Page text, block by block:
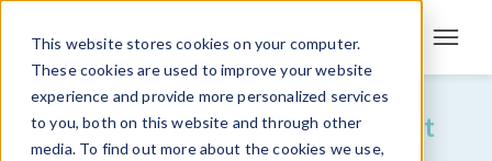
This website stores cookies on your computer.
These cookies are used to improve your website
experience and provide more personalized services
to you, both on this website and through other
media. To find out more about the cookies we use,
メディア掲載/BizStack Assistant